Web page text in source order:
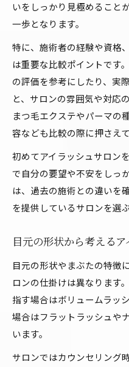
いをしっかり見極めること
一歩となります。
特に、施術者の経験や資格
は重要な比較ポイントです
の評価を参考にしたり、実
と、サロンの雰囲気や対応
まつ毛エクステやパーマの
容なども比較の際に押さえ
初めてアイラッシュサロン
で自分の要望や不安をしっ
は、過去の施術との違いを
を提供しているサロンを選
目元の形状から考える
目元の形状やまぶたの特徴
ロンの仕掛けは異なります
指す場合はボリュームラッ
場合はフラットラッシュや
います。
サロンではカウンセリング